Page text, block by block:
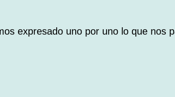
expresado uno por uno lo que